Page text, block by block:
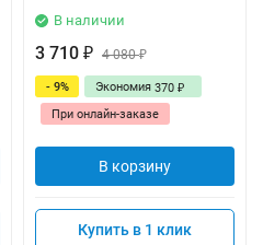
В наличии
3 710 ₽ 4 080₽
- 9% Экономия 370 ₽
При онлайн-заказе
В корзину
Купить в 1 клик